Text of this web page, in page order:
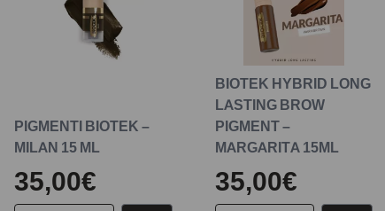
PIGMENTI BIOTEK –
MILAN 15 ML
35,00€
BIOTEK HYBRID LONG
LASTING BROW
PIGMENT –
MARGARITA 15ML
35,00€